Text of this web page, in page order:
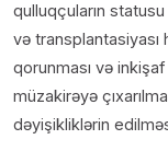
qulluqçuların statusu
və transplantasiyası
qorunması və
müzakirəyə
dəyişikliklərin